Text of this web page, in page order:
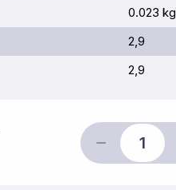
0.023 kg
2,9
2,9